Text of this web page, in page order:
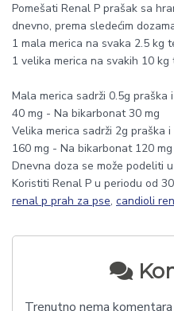
Pomešati Renal P prašak sa
dnevno, prema sledećim
1 mala merica na svaka 2.5 kg
1 velika merica na svakih 10 kg
Mala merica sadrži 0.5g praška
40 mg - Na bikarbonat 30 mg
Velika merica sadrži 2g praška
160 mg - Na bikarbonat 120 mg
Dnevna doza se može podeliti
Koristiti Renal P u periodu od
renal p prah za pse, candioli
Trenutno nema